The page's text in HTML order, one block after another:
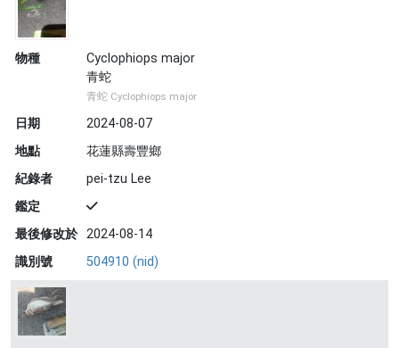
物種
Cyclophiops major
青蛇
青蛇 Cyclophiops major
日期
2024-08-07
地點
花蓮縣壽豐鄉
紀錄者
pei-tzu Lee
鑑定
最後修改於 2024-08-14
識別號
504910 (nid)